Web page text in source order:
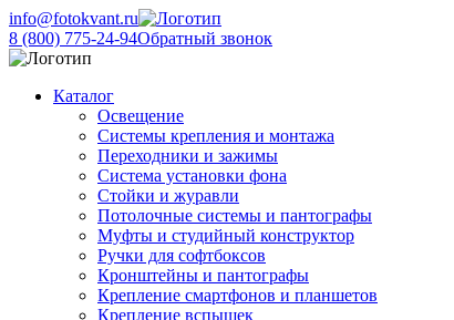
info@fotokvant.ru
8 (800) 775-24-94Обратный звонок
Каталог
Освещение
Системы крепления и монтажа
Переходники и зажимы
Система установки фона
Стойки и журавли
Потолочные системы и пантографы
Муфты и студийный конструктор
Ручки для софтбоксов
Кронштейны и пантографы
Крепление смартфонов и планшетов
Крепление вспышек